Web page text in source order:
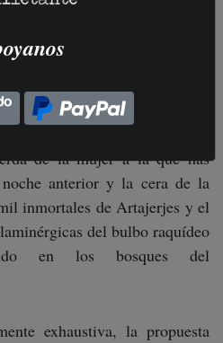
burbujas de espacio y
brumoso de las galaxias y el
la visión de Ezequiel a orillas
de la mujer a la que has
anterior y la cera de la
inmortales de Artajerjes y el
del bulbo raquídeo
en los bosques del
exhaustiva, la propuesta